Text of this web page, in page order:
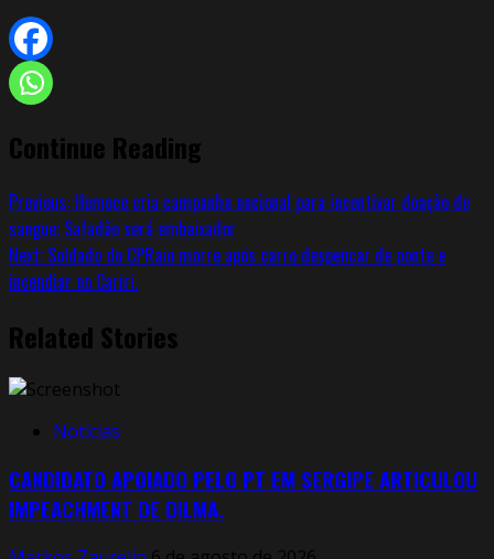
Continue Reading
Previous: Hemoce cria campanha nacional para incentivar doação de
sangue; Safadão será embaixador
Next: Soldado do CPRaio morre após carro despencar de ponte e
incendiar no Cariri.
Related Stories
Notícias
CANDIDATO APOIADO PELO PT EM SERGIPE ARTICULOU
IMPEACHMENT DE DILMA.